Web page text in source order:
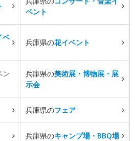
ベント
ベ
兵庫県の花イベント
ン
兵庫県の美術展・博物展・展
示会
兵庫県のフェア
兵庫県のキャンプ場・BBQ場